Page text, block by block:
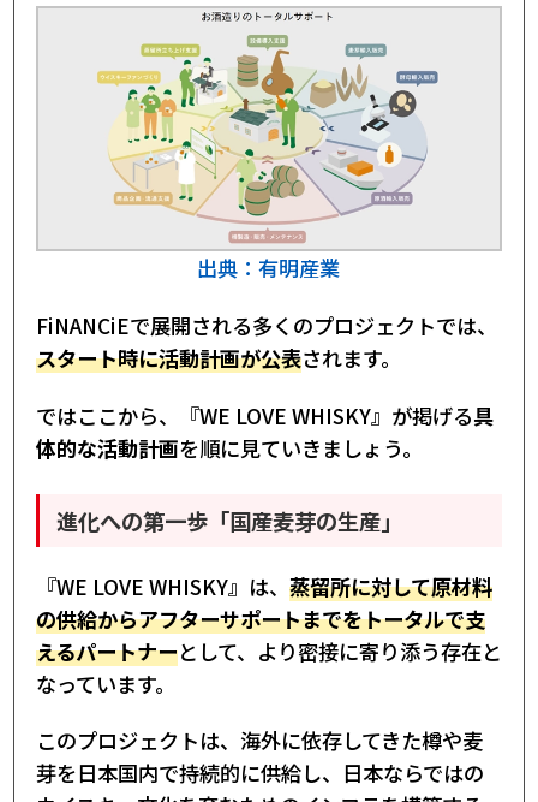
出典：有明産業
FiNANCiEで展開される多くのプロジェクトでは、
スタート時に活動計画が公表されます。
ではここから、『WE LOVE WHISKY』が掲げる具
体的な活動計画を順に見ていきましょう。
進化への第一歩「国産麦芽の生産」
『WE LOVE WHISKY』は、 蒸留所に対して原材料
の供給からアフターサポートまでをトータルで支
えるパートナーとして、より密接に寄り添う存在と
なっています。
このプロジェクトは、海外に依存してきた樽や麦
芽を日本国内で持続的に供給し、日本ならではの